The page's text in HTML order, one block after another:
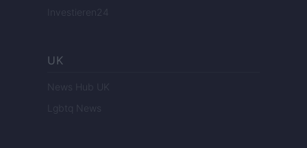
Investieren24
UK
News Hub UK
Lgbtq News